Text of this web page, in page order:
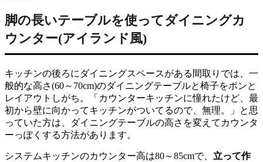
脚の長いテーブルを使ってダイニングカ
ウンター(アイランド風)
キッチンの後ろにダイニングスペースがある間取りでは、一
般的な高さ(60～70cm)のダイニングテーブルと椅子をポンと
レイアウトしがち。「カウンターキッチンに憧れたけど、最
初から壁に向かってキッチンがついてるので、無理。」と思
っていた方は、ダイニングテーブルの高さを変えてカウンタ
ーっぽくする方法があります。
システムキッチンのカウンター高は80～85cmで、 立って作